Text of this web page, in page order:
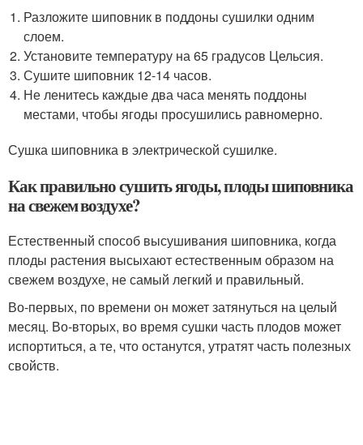
Разложите шиповник в поддоны сушилки одним
слоем.
Установите температуру на 65 градусов Цельсия.
Сушите шиповник 12-14 часов.
Не ленитесь каждые два часа менять поддоны
местами, чтобы ягоды просушились равномерно.
Сушка шиповника в электрической сушилке.
Как правильно сушить ягоды, плоды шиповника
на свежем воздухе?
Естественный способ высушивания шиповника, когда
плоды растения высыхают естественным образом на
свежем воздухе, не самый легкий и правильный.
Во-первых, по времени он может затянуться на целый
месяц. Во-вторых, во время сушки часть плодов может
испортиться, а те, что останутся, утратят часть полезных
свойств.